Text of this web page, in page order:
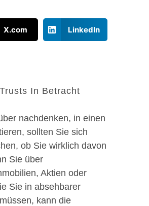
X.com LinkedIn
In Betracht
nachdenken, in einen
sollten Sie sich
ob Sie wirklich davon
Sie über
Aktien oder
Sie in absehbarer
kann die